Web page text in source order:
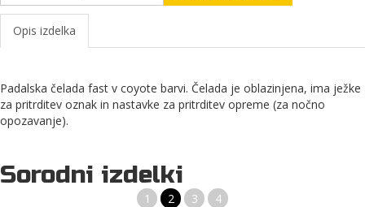
Opis izdelka
Padalska čelada fast v coyote barvi. Čelada je oblazinjena, ima ježke
za pritrditev oznak in nastavke za pritrditev opreme (za nočno
opozavanje).
Sorodni izdelki
1 2 3 4